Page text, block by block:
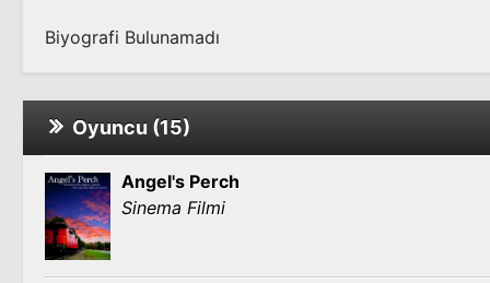
Biyografi Bulunamadı
Oyuncu (15)
Angel's Perch
Sinema Filmi